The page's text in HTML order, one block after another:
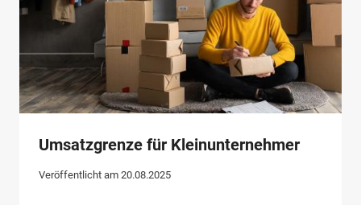
Umsatzgrenze für Kleinunternehmer
Veröffentlicht am 20.08.2025